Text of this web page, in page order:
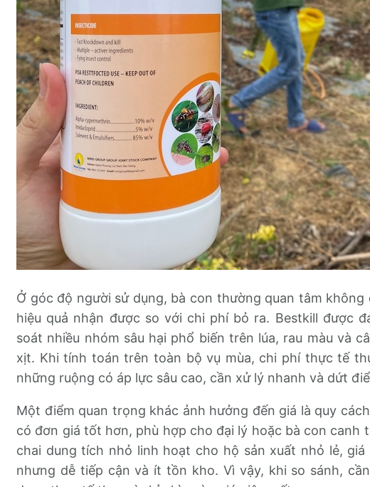
Ở góc độ người sử dụng, bà con thường quan tâm
hiệu quả nhận được so với chi phí bỏ ra. Bestkill được
soát nhiều nhóm sâu hại phổ biến trên lúa, rau màu và
xịt. Khi tính toán trên toàn bộ vụ mùa, chi phí thực tế
những ruộng có áp lực sâu cao, cần xử lý nhanh và dứt
Một điểm quan trọng khác ảnh hưởng đến giá là quy
có đơn giá tốt hơn, phù hợp cho đại lý hoặc bà con canh
chai dung tích nhỏ linh hoạt cho hộ sản xuất nhỏ lẻ,
nhưng dễ tiếp cận và ít tồn kho. Vì vậy, khi so sánh,